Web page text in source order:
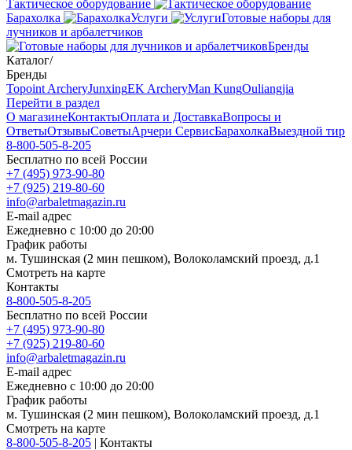
Тактическое оборудование
Барахолка
Услуги
Готовые наборы для
лучников и арбалетчиков
Бренды
Каталог/
Бренды
Topoint ArcheryJunxingEK ArcheryMan KungOuliangjia
Перейти в раздел
О магазинеКонтактыОплата и ДоставкаВопросы и
ОтветыОтзывыСоветыАрчери СервисБарахолкаВыездной тир
8-800-505-8-205
Бесплатно по всей России
+7 (495) 973-90-80
+7 (925) 219-80-60
info@arbaletmagazin.ru
E-mail адрес
Ежедневно с 10:00 до 20:00
График работы
м. Тушинская (2 мин пешком), Волоколамский проезд, д.1
Смотреть на карте
Контакты
8-800-505-8-205
Бесплатно по всей России
+7 (495) 973-90-80
+7 (925) 219-80-60
info@arbaletmagazin.ru
E-mail адрес
Ежедневно с 10:00 до 20:00
График работы
м. Тушинская (2 мин пешком), Волоколамский проезд, д.1
Смотреть на карте
8-800-505-8-205 | Контакты